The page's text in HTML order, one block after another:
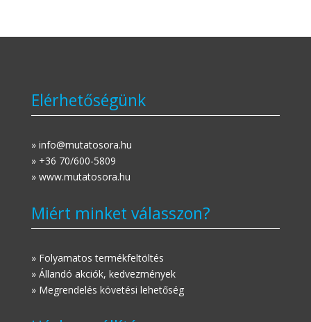
Elérhetőségünk
» info@mutatosora.hu
» +36 70/600-5809
» www.mutatosora.hu
Miért minket válasszon?
» Folyamatos termékfeltöltés
» Állandó akciók, kedvezmények
» Megrendelés követési lehetőség